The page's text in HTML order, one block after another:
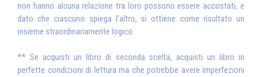
non hanno alcuna relazione tra loro possono essere accostati, e
dato che ciascuno spiega l’altro, si ottiene come risultato un
insieme straordinariamente logico.
** Se acquisti un libro di seconda scelta, acquisti un libro in
perfette condizioni di lettura ma che potrebbe avere imperfezioni